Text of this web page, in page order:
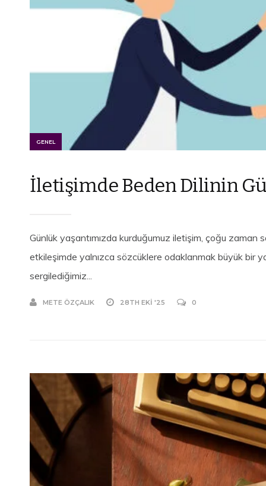
GENEL
İletişimde Beden Dilinin
Günlük yaşantımızda kurduğumuz iletişim, çoğu zaman
etkileşimde yalnızca sözcüklere odaklanmak büyük bir
sergilediğimiz...
METE ÖZÇALIK 28TH EKI '25 0